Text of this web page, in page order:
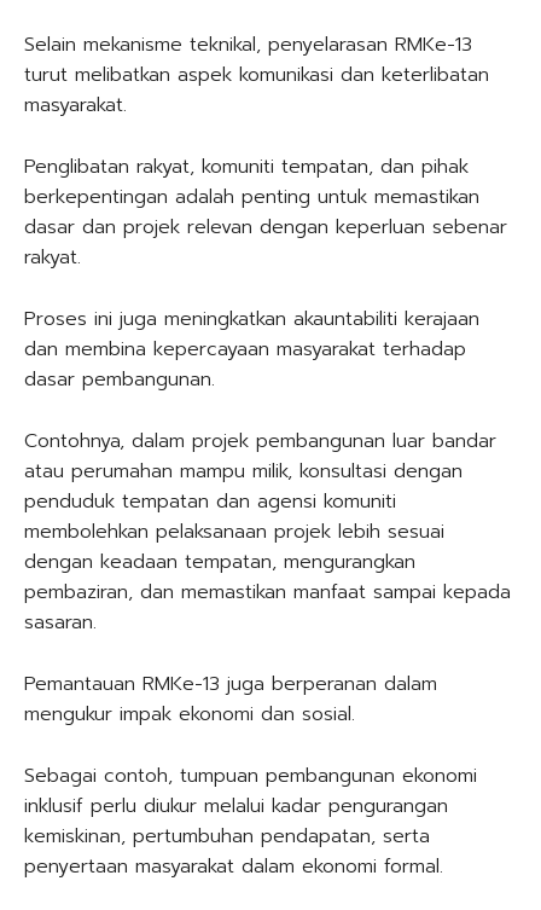
Selain mekanisme teknikal, penyelarasan RMKe-13
turut melibatkan aspek komunikasi dan keterlibatan
masyarakat.
Penglibatan rakyat, komuniti tempatan, dan pihak
berkepentingan adalah penting untuk memastikan
dasar dan projek relevan dengan keperluan sebenar
rakyat.
Proses ini juga meningkatkan akauntabiliti kerajaan
dan membina kepercayaan masyarakat terhadap
dasar pembangunan.
Contohnya, dalam projek pembangunan luar bandar
atau perumahan mampu milik, konsultasi dengan
penduduk tempatan dan agensi komuniti
membolehkan pelaksanaan projek lebih sesuai
dengan keadaan tempatan, mengurangkan
pembaziran, dan memastikan manfaat sampai kepada
sasaran.
Pemantauan RMKe-13 juga berperanan dalam
mengukur impak ekonomi dan sosial.
Sebagai contoh, tumpuan pembangunan ekonomi
inklusif perlu diukur melalui kadar pengurangan
kemiskinan, pertumbuhan pendapatan, serta
penyertaan masyarakat dalam ekonomi formal.